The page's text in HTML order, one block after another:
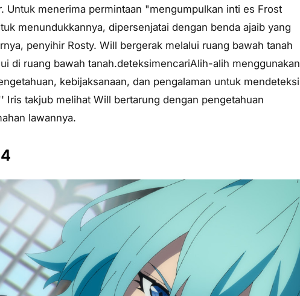
Untuk menerima permintaan "mengumpulkan inti es Frost
menundukkannya, dipersenjatai dengan benda ajaib yang
penyihir Rosty. Will bergerak melalui ruang bawah tanah
di ruang bawah tanah.deteksimencariAlih-alih menggunakan
kebijaksanaan, dan pengalaman untuk mendeteksi
Iris takjub melihat Will bertarung dengan pengetahuan
lawannya.